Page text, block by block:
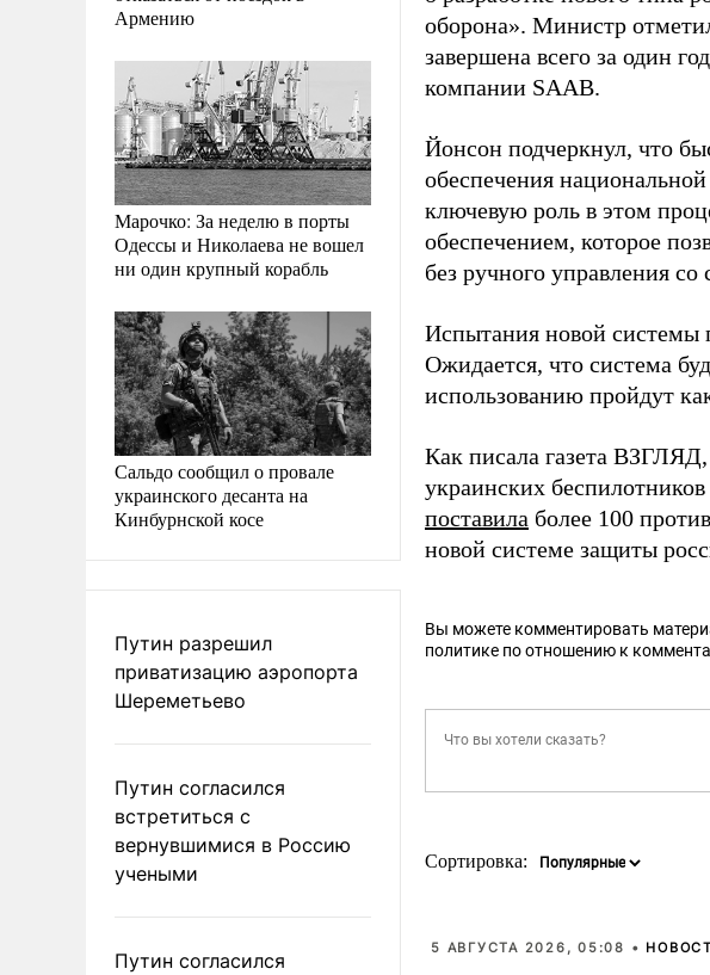
Армению
Марочко: За неделю в порты
Одессы и Николаева не вошел
ни один крупный корабль
Сальдо сообщил о провале
украинского десанта на
Кинбурнской косе
Путин разрешил
приватизацию аэропорта
Шереметьево
Путин согласился
встретиться с
вернувшимися в Россию
учеными
Путин согласился
оборона». Министр
завершена всего за один
компании SAAB.
Йонсон подчеркнул, что
обеспечения
ключевую роль в этом
обеспечением, которое
без ручного управления со
Испытания новой системы
Ожидается, что система
использованию пройдут
Как писала газета ВЗГЛЯД,
украинских
поставила более 100
новой системе защиты
Вы можете комментировать
политике по отношению к
Сортировка:
5 АВГУСТА 2026, 05:08 •